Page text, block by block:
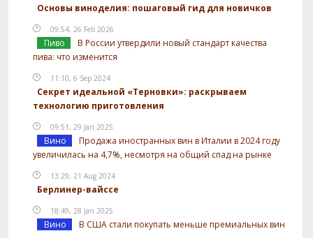
Основы виноделия: пошаговый гид для новичков
09:54, 26 Feb 2026
Пиво
В России утвердили новый стандарт качества
пива: что изменится
11:10, 6 Sep 2024
Секрет идеальной «Терновки»: раскрываем
технологию приготовления
09:51, 29 Jan 2025
Вино
Продажа иностранных вин в Италии в 2024 году
увеличилась на 4,7%, несмотря на общий спад на рынке
13:29, 21 Aug 2024
Берлинер-вайссе
18:49, 28 Jan 2025
Вино В США стали покупать меньше премиальных вин